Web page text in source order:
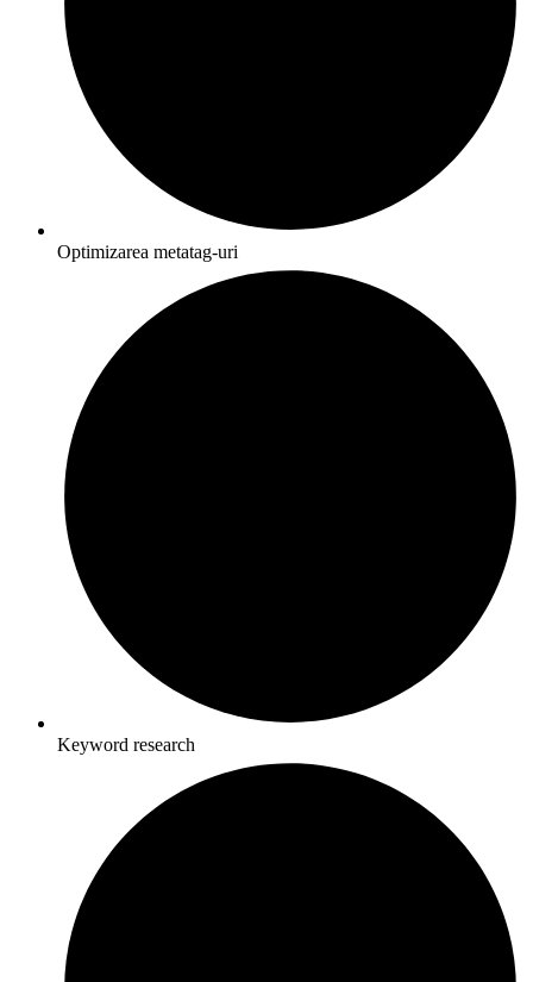
Optimizarea metatag-uri
Keyword research